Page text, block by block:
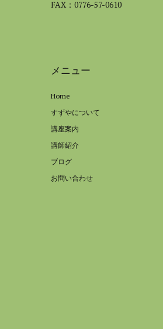
FAX：0776-57-0610
メニュー
Home
すずやについて
講座案内
講師紹介
ブログ
お問い合わせ